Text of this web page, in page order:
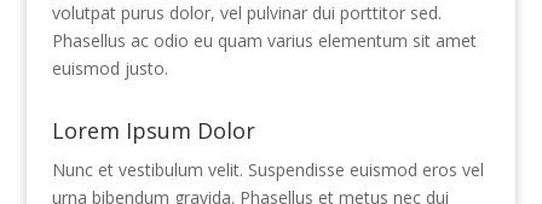
volutpat purus dolor, vel pulvinar dui porttitor sed.
Phasellus ac odio eu quam varius elementum sit amet
euismod justo.
Lorem Ipsum Dolor
Nunc et vestibulum velit. Suspendisse euismod eros vel
urna bibendum gravida. Phasellus et metus nec dui